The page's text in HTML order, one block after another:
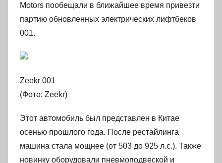
Motors пообещали в ближайшее время привезти
партию обновленных электрических лифтбеков
001.
Zeekr 001
(Фото: Zeekr)
Этот автомобиль был представлен в Китае
осенью прошлого года. После рестайлинга
машина стала мощнее (от 503 до 925 л.с.). Также
новинку оборудовали пневмоподвеской и